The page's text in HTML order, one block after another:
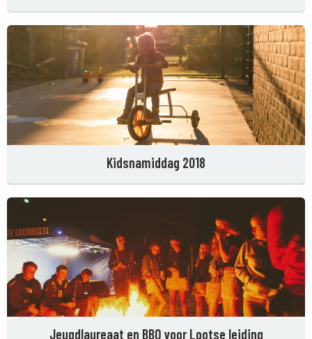
Kidsnamiddag 2018
Jeugdlaureaat en BBQ voor Lootse leiding